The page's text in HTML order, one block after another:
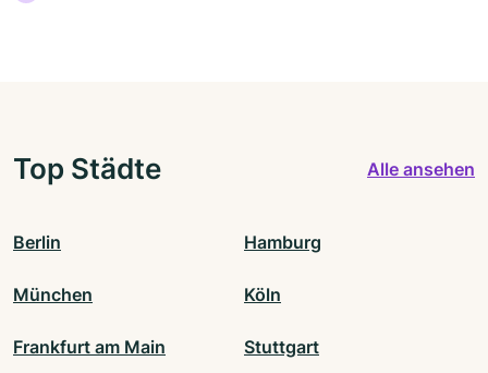
Top Städte Alle ansehen
Berlin Hamburg
München Köln
Frankfurt am Main Stuttgart